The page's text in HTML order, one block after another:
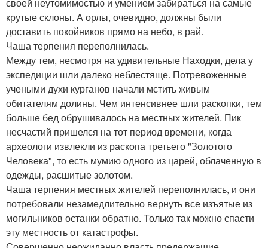
своей неутомимостью и умением забираться на самые
крутые склоны. А орлы, очевидно, должны были
доставить покойников прямо на небо, в рай.
Чаша терпения переполнилась.
Между тем, несмотря на удивительные Находки, дела у
экспедиции шли далеко неблестяще. Потревоженные
учеными духи курганов начали мстить живым
обитателям долины. Чем интенсивнее шли раскопки, тем
больше бед обрушивалось на местных жителей. Пик
несчастий пришелся на тот период времени, когда
археологи извлекли из раскопа третьего "Золотого
Человека", то есть мумию одного из царей, облаченную в
одежды, расшитые золотом.
Чаша терпения местных жителей переполнилась, и они
потребовали незамедлительно вернуть все изъятые из
могильников останки обратно. Только так можно спасти
эту местность от катастрофы.